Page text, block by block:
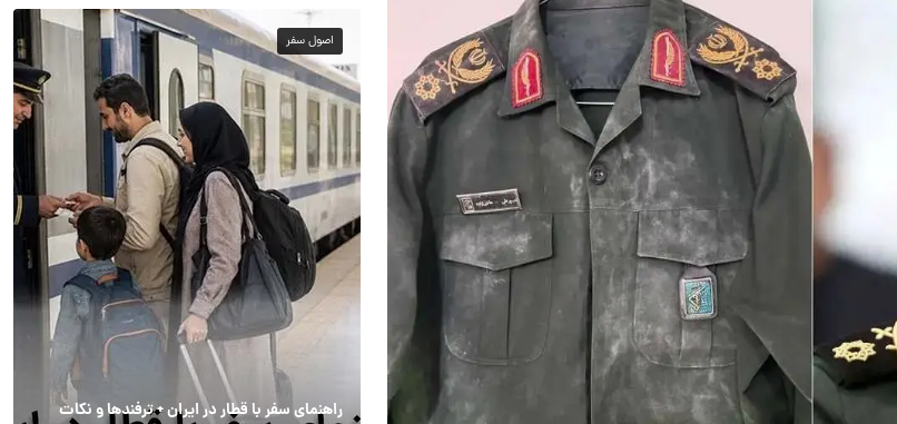
اصول سفر
راهنمای سفر با قطار در ایران + ترفندها و نکات